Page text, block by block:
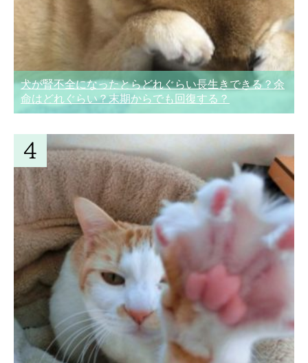
犬が腎不全になったとらどれぐらい長生きできる？余
命はどれぐらい？末期からでも回復する？